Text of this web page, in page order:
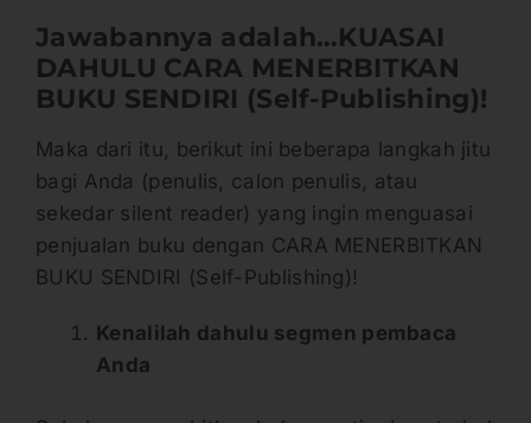
Jawabannya adalah…KUASAI
DAHULU CARA MENERBITKAN
BUKU SENDIRI (Self-Publishing)!
Maka dari itu, berikut ini beberapa langkah jitu
bagi Anda (penulis, calon penulis, atau
sekedar silent reader) yang ingin menguasai
penjualan buku dengan CARA MENERBITKAN
BUKU SENDIRI (Self-Publishing)!
Kenalilah dahulu segmen pembaca
Anda